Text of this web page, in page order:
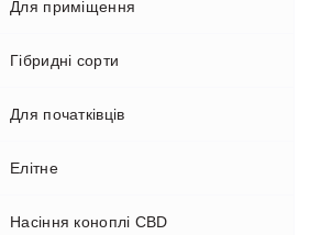
Для приміщення
Гібридні сорти
Для початківців
Елітне
Насіння коноплі CBD